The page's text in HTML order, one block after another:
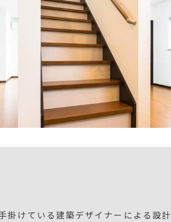
けている建築デザイナーによる設計